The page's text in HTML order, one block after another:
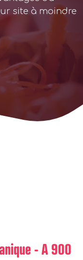
site à moindre
- A 900